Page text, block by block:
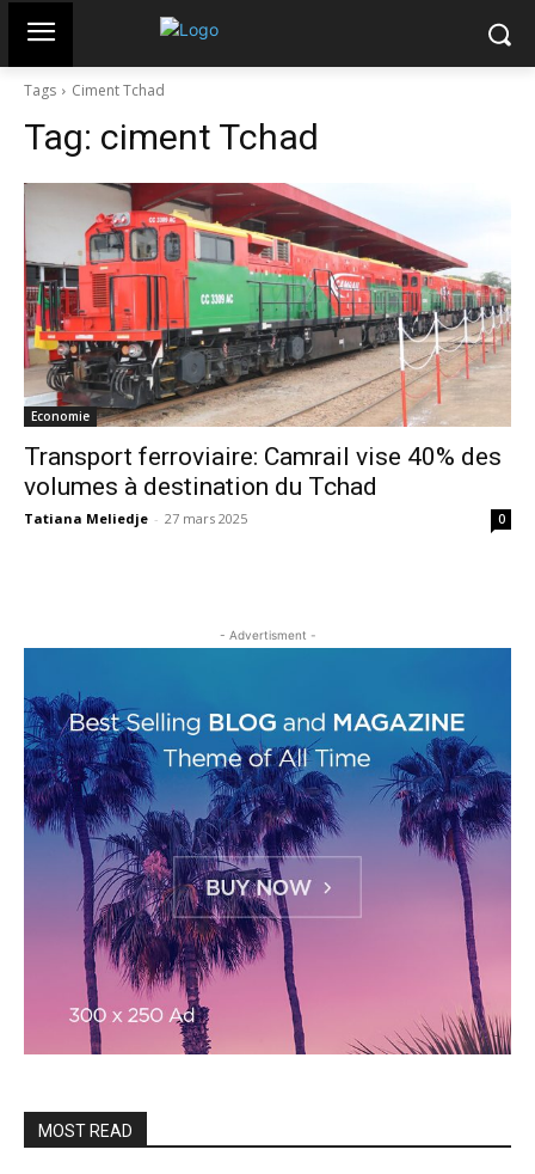
Tags Ciment Tchad
Tag: ciment Tchad
Economie
Transport ferroviaire: Camrail vise 40% des
volumes à destination du Tchad
Tatiana Meliedje - 27 mars 2025 0
- Advertisment -
MOST READ